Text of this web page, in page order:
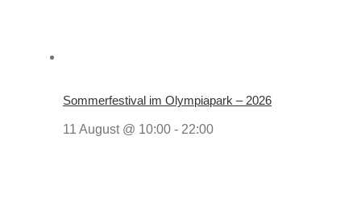
Sommerfestival im Olympiapark – 2026
11 August @ 10:00 - 22:00